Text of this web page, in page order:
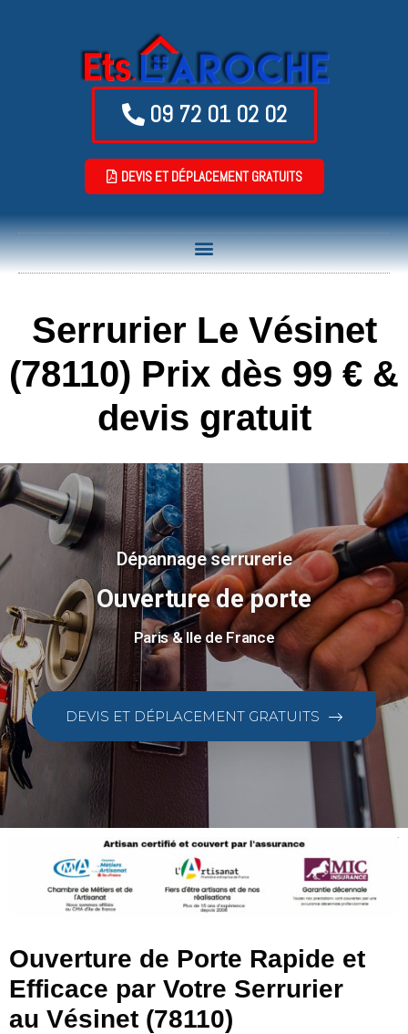
09 72 01 02 02
DEVIS ET DÉPLACEMENT GRATUITS
Serrurier Le Vésinet
(78110) Prix dès 99 € &
devis gratuit
Dépannage serrurerie
Ouverture de porte
Paris & Ile de France
DEVIS ET DÉPLACEMENT GRATUITS
Ouverture de Porte Rapide et
Efficace par Votre Serrurier
au Vésinet (78110)